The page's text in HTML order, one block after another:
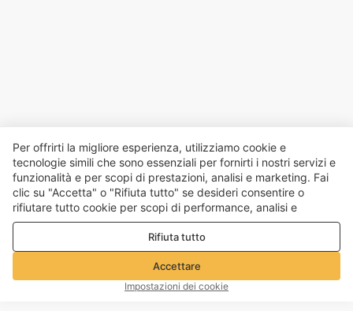
Per offrirti la migliore esperienza, utilizziamo cookie e
tecnologie simili che sono essenziali per fornirti i nostri servizi e
funzionalità e per scopi di prestazioni, analisi e marketing. Fai
clic su "Accetta" o "Rifiuta tutto" se desideri consentire o
rifiutare tutto cookie per scopi di performance, analisi e
marketing. Per maggiori dettagli consultare la nostraPolitica
Rifiuta tutto
Accettare
Impostazioni dei cookie